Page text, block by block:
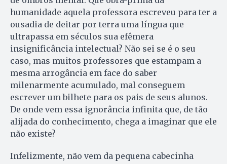
humanidade aquela professora escreveu para ter a
ousadia de deitar por terra uma língua que
ultrapassa em séculos sua efêmera
insignificância intelectual? Não sei se é o seu
caso, mas muitos professores que estampam a
mesma arrogância em face do saber
milenarmente acumulado, mal conseguem
escrever um bilhete para os pais de seus alunos.
De onde vem essa ignorância infinita que, de tão
alijada do conhecimento, chega a imaginar que ele
não existe?
Infelizmente, não vem da pequena cabecinha